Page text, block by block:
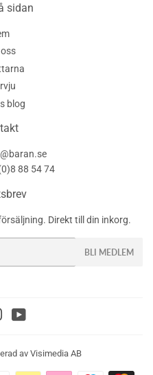
sidan
blog
88 54 74
Direkt till din inkorg.
BLI MEDLEM
Instagram
avVisimedia AB